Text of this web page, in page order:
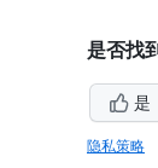
是否找
是
隐私策略